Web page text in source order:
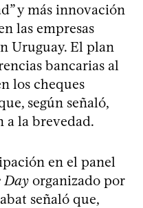
y más innovación
las empresas
Uruguay. El plan
bancarias al
los cheques
según señaló,
a la brevedad.
en el panel
Day organizado por
señaló que,